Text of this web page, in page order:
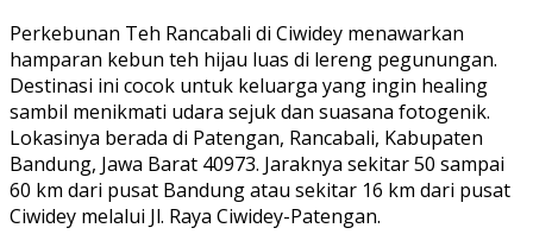
Perkebunan Teh Rancabali di Ciwidey menawarkan
hamparan kebun teh hijau luas di lereng pegunungan.
Destinasi ini cocok untuk keluarga yang ingin healing
sambil menikmati udara sejuk dan suasana fotogenik.
Lokasinya berada di Patengan, Rancabali, Kabupaten
Bandung, Jawa Barat 40973. Jaraknya sekitar 50 sampai
60 km dari pusat Bandung atau sekitar 16 km dari pusat
Ciwidey melalui Jl. Raya Ciwidey-Patengan.